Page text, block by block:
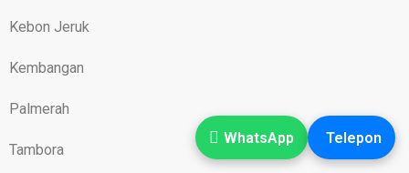
WhatsApp Telepon
Kebon Jeruk
Kembangan
Palmerah
Tambora